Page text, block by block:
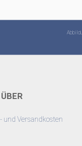
und Versandkosten